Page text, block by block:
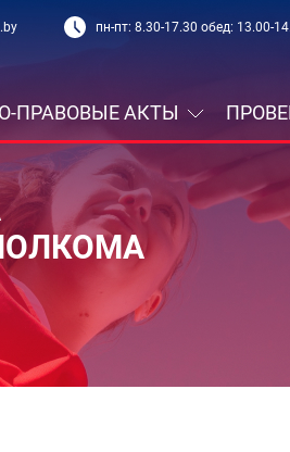
пн-пт: 8.30-17.30 обед: 13.00-
ПРАВОВЫЕ АКТЫ